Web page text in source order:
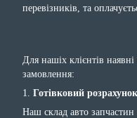
перевізників, та
Для нашіх клієнтів
замовлення:
1. Готівковий
Наш склад авто запчастин